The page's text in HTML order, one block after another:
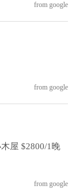
from google
from google
屋 $2800/1晚
from google